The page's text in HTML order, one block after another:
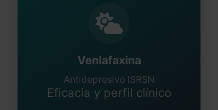
Venlafaxina
Antidepresivo ISRSN
Eficacia y perfil clínico